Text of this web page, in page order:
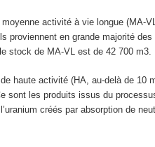
activité à vie longue
proviennent en grande majorité
stock de MA-VL est de 42 700 m3.
haute activité (HA, au-delà de
sont les produits issus du
créés par absorption de